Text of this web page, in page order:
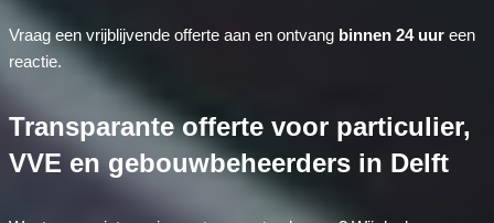
Vraag een vrijblijvende offerte aan en ontvang binnen 24 uureen
reactie.
Transparante offerte voor particulier,
VVE en gebouwbeheerders in Delft